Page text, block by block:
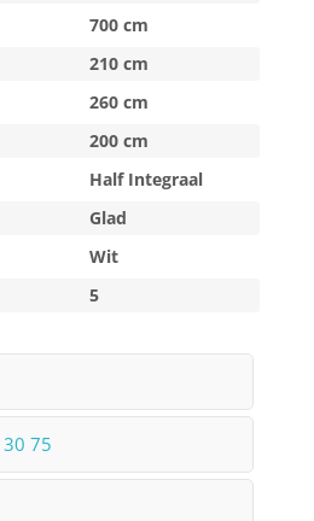
700 cm
210 cm
260 cm
200 cm
Half Integraal
Glad
Wit
5
75